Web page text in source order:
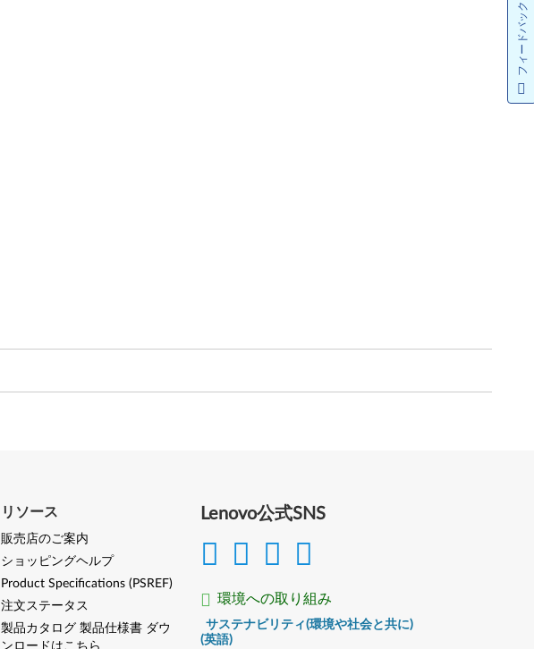
Lenovo公式SNS
環境への取り組み
サステナビリティ(環境や社会と共に)
(英語)
リソース
販売店のご案内
ショッピングヘルプ
Product Specifications (PSREF)
注文ステータス
製品カタログ 製品仕様書 ダウ
ンロードはこちら
フィードバック